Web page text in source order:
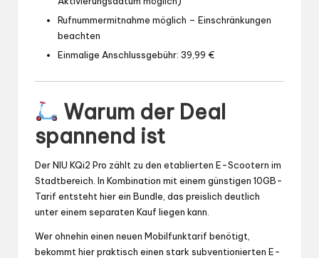
Rufnummermitnahme möglich – Einschränkungen
beachten
Einmalige Anschlussgebühr: 39,99 €
Warum der Deal
spannend ist
Der NIU KQi2 Pro zählt zu den etablierten E-Scootern im
Stadtbereich. In Kombination mit einem günstigen 10GB-
Tarif entsteht hier ein Bundle, das preislich deutlich
unter einem separaten Kauf liegen kann.
Wer ohnehin einen neuen Mobilfunktarif benötigt,
bekommt hier praktisch einen stark subventionierten E-